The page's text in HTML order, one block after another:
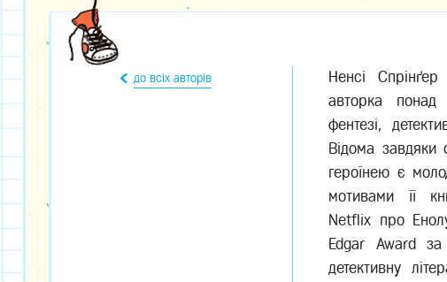
до всіх авторів
Ненсі
авторка
фентезі,
Відома завдяки
героїнею є
мотивами її
Netflix про
Edgar Award за
детективну